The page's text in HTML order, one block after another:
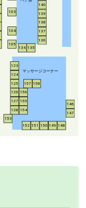
マッサージコーナー
103
104
105
123
124
125
126
127
128
134 135
136
137
138
139
140
146
147
148
149
150
151
152
153
154
155
156
157 158